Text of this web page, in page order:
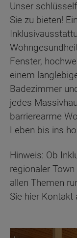
Unser
Sie zu bieten!
Fenster,
einem
Badezimmer
jedes
barrierearme
Leben bis ins
Hinweis: Ob
regionaler
allen Themen
Sie hier Kontakt